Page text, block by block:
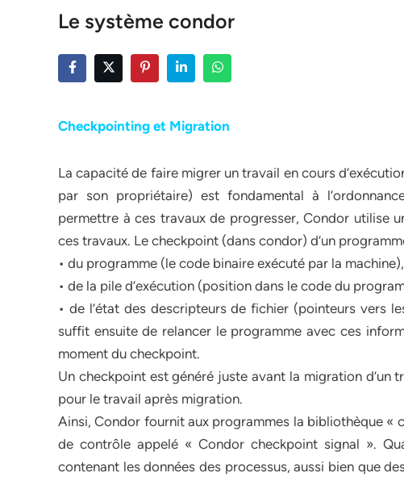
Le système condor
Checkpointing et Migration
La capacité de faire migrer un travail en cours
par son propriétaire) est fondamental à
permettre à ces travaux de progresser, Condor utilise
ces travaux. Le checkpoint (dans condor) d’un
• du programme (le code binaire exécuté par la machine),
• de la pile d’exécution (position dans le code du
• de l’état des descripteurs de fichier (pointeurs vers
suffit ensuite de relancer le programme avec ces
moment du checkpoint.
Un checkpoint est généré juste avant la migration
pour le travail après migration.
Ainsi, Condor fournit aux programmes la bibliothèque
de contrôle appelé « Condor checkpoint signal ».
contenant les données des processus, aussi bien que